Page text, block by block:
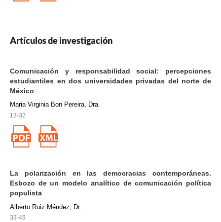
Artículos de investigación
Comunicación y responsabilidad social: percepciones
estudiantiles en dos universidades privadas del norte de
México
Maria Virginia Bon Pereira, Dra.
13-32
La polarización en las democracias contemporáneas.
Esbozo de un modelo analítico de comunicación política
populista
Alberto Ruiz Méndez, Dr.
33-49